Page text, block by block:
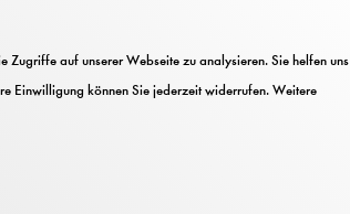
Zugriffe auf unserer Webseite zu analysieren. Sie helfen uns
Einwilligung können Sie jederzeit widerrufen. Weitere